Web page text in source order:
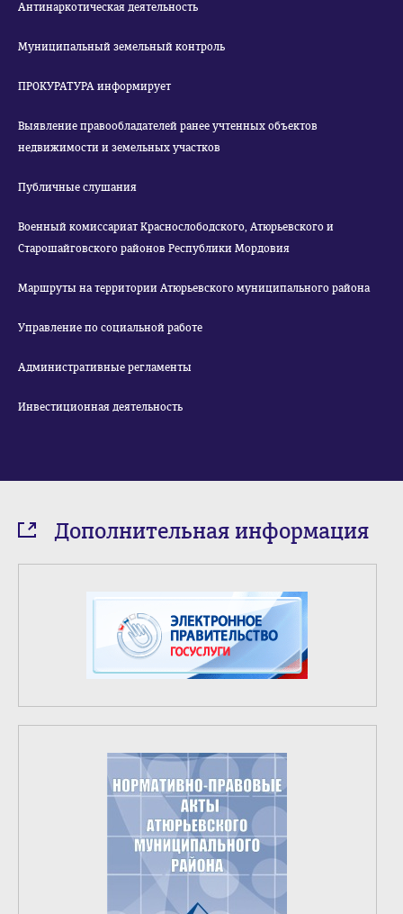
Антинаркотическая деятельность
Муниципальный земельный контроль
ПРОКУРАТУРА информирует
Выявление правообладателей ранее учтенных объектов
недвижимости и земельных участков
Публичные слушания
Военный комиссариат Краснослободского, Атюрьевского и
Старошайговского районов Республики Мордовия
Маршруты на территории Атюрьевского муниципального района
Управление по социальной работе
Административные регламенты
Инвестиционная деятельность
Дополнительная информация